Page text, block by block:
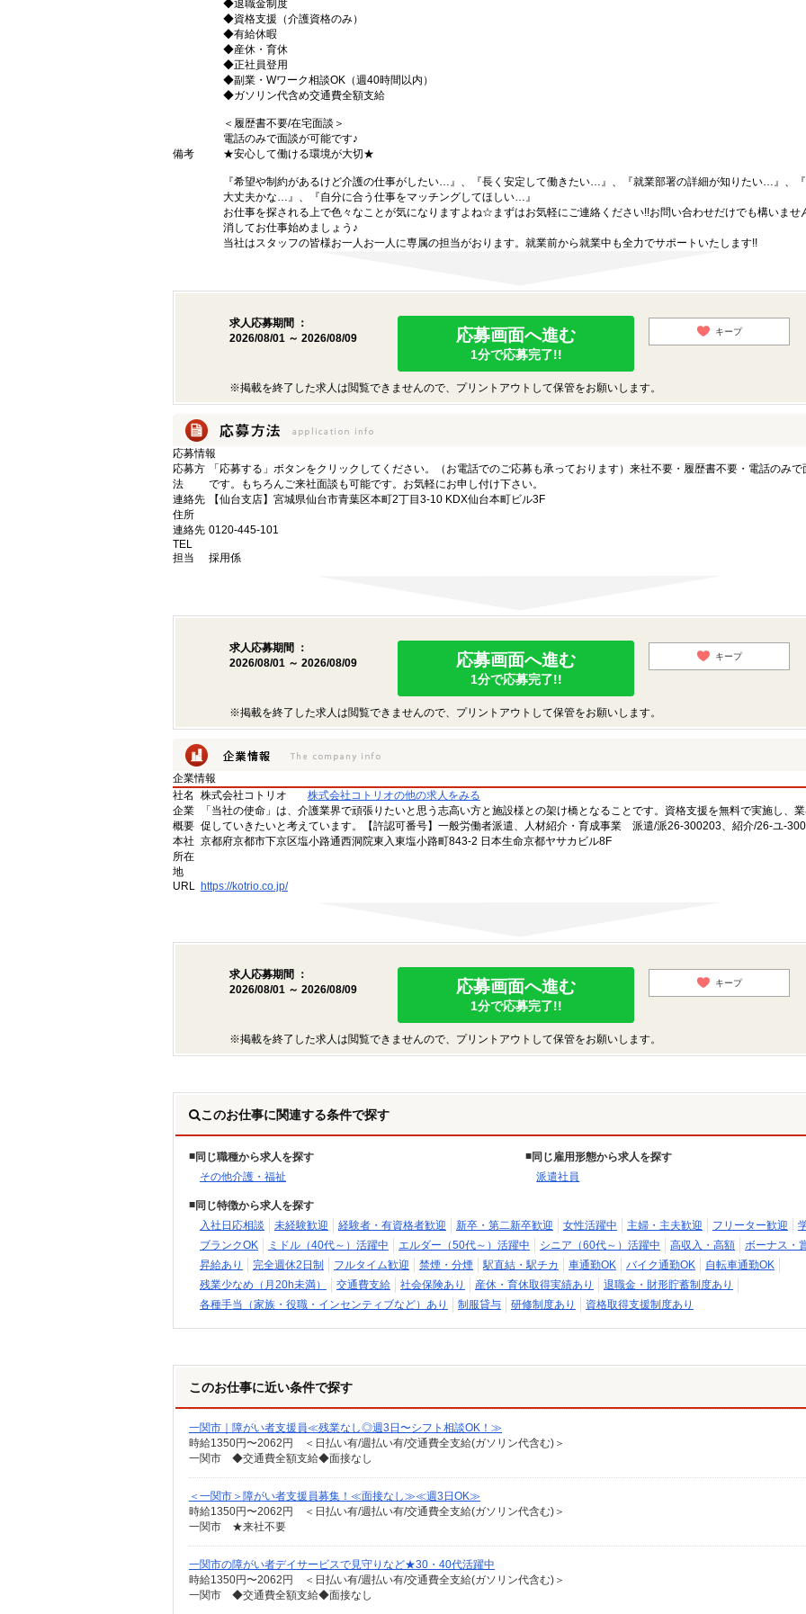
◆退職金制度
◆資格支援（介護資格のみ）
◆有給休暇
◆産休・育休
◆正社員登用
◆副業・Wワーク相談OK（週40時間以内）
◆ガソリン代含め交通費全額支給
＜履歴書不要/在宅面談＞
電話のみで面談が可能です♪
備考
★安心して働ける環境が大切★
『希望や制約があるけど介護の仕事がしたい…』、『長く安定して働きたい…』、『就業部署の詳細が知りたい…』、
大丈夫かな…』、『自分に合う仕事をマッチングしてほしい…』
お仕事を探される上で色々なことが気になりますよね☆まずはお気軽にご連絡ください!!お問い合わせだけでも構いませ
消してお仕事始めましょう♪
当社はスタッフの皆様お一人お一人に専属の担当がおります。就業前から就業中も全力でサポートいたします!!
求人応募期間 ：
2026/08/01 ～ 2026/08/09
応募画面へ進む
1分で応募完了!!
キープ
※掲載を終了した求人は閲覧できませんので、プリントアウトして保管をお願いします。
応募情報
応募方
法
「応募する」ボタンをクリックしてください。（お電話でのご応募も承っております）来社不要・履歴書不要・電話のみで
です。もちろんご来社面談も可能です。お気軽にお申し付け下さい。
連絡先
住所
【仙台支店】宮城県仙台市青葉区本町2丁目3-10 KDX仙台本町ビル3F
連絡先
TEL
0120-445-101
担当 採用係
求人応募期間 ：
2026/08/01 ～ 2026/08/09
応募画面へ進む
1分で応募完了!!
キープ
※掲載を終了した求人は閲覧できませんので、プリントアウトして保管をお願いします。
企業情報
社名
株式会社コトリオ
株式会社コトリオの他の求人をみる
企業
概要
「当社の使命」は、介護業界で頑張りたいと思う志高い方と施設様との架け橋となることです。資格支援を無料で実施し、
促していきたいと考えています。【許認可番号】一般労働者派遣、人材紹介・育成事業 派遣/派26-300203、紹介/26-ユ-
本社
所在
地
京都府京都市下京区塩小路通西洞院東入東塩小路町843-2 日本生命京都ヤサカビル8F
URL https://kotrio.co.jp/
求人応募期間 ：
2026/08/01 ～ 2026/08/09
応募画面へ進む
1分で応募完了!!
キープ
※掲載を終了した求人は閲覧できませんので、プリントアウトして保管をお願いします。
このお仕事に関連する条件で探す
同じ職種から求人を探す
その他介護・福祉
同じ雇用形態から求人を探す
派遣社員
同じ特徴から求人を探す
入社日応相談
未経験歓迎 経験者・有資格者歓迎 新卒・第二新卒歓迎 女性活躍中 主婦・主夫歓迎 フリーター歓迎
ブランクOK
ミドル（40代～）活躍中 エルダー（50代～）活躍中 シニア（60代～）活躍中 高収入・高額
ボーナス・
昇給あり
完全週休2日制 フルタイム歓迎 禁煙・分煙 駅直結・駅チカ 車通勤OK バイク通勤OK
自転車通勤OK
残業少なめ（月20h未満）
交通費支給 社会保険あり 産休・育休取得実績あり
退職金・財形貯蓄制度あり
各種手当（家族・役職・インセンティブなど）あり
制服貸与 研修制度あり 資格取得支援制度あり
このお仕事に近い条件で探す
一関市｜障がい者支援員≪残業なし◎週3日〜シフト相談OK！≫
時給1350円〜2062円 ＜日払い有/週払い有/交通費全支給(ガソリン代含む)＞
一関市 ◆交通費全額支給◆面接なし
＜一関市＞障がい者支援員募集！≪面接なし≫≪週3日OK≫
時給1350円〜2062円 ＜日払い有/週払い有/交通費全支給(ガソリン代含む)＞
一関市 ★来社不要
一関市の障がい者デイサービスで見守りなど★30・40代活躍中
時給1350円〜2062円 ＜日払い有/週払い有/交通費全支給(ガソリン代含む)＞
一関市 ◆交通費全額支給◆面接なし